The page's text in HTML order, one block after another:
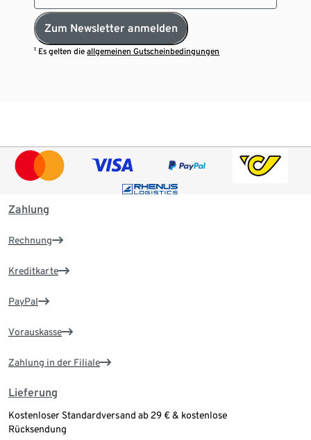
Zum Newsletter anmelden
¹ Es gelten dieallgemeinen Gutscheinbedingungen
Zahlung
Rechnung
Kreditkarte
PayPal
Vorauskasse
Zahlung in der Filiale
Lieferung
Kostenloser Standardversand ab 29 € & kostenlose
Rücksendung